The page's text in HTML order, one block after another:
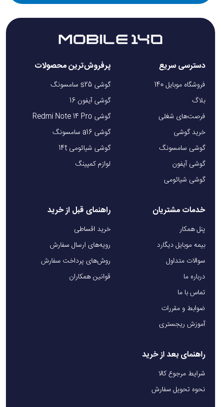
دسترسی سریع
فروشگاه موبایل 140
بلاگ
فرصت‌های شغلی
خرید گوشی
گوشی سامسونگ
گوشی آیفون
گوشی شیائومی
پرفروش‌ترین محصولات
گوشی s25 سامسونگ
گوشی آیفون 16
گوشی Redmi Note 14 Pro
گوشی a16 سامسونگ
گوشی شیائومی 14t
لوازم کمپینگ
خدمات مشتریان
پنل همکار
بیمه موبایل دیگارد
سوالات متداول
درباره ما
تماس با ما
ضوابط و مقررات
آموزش ریجستری
راهنمای قبل از خرید
خرید اقساطی
رویه‌های ارسال سفارش
روش‌های پرداخت سفارش
قوانین همکاران
راهنمای بعد از خرید
شرایط مرجوع کالا
نحوه تحویل سفارش